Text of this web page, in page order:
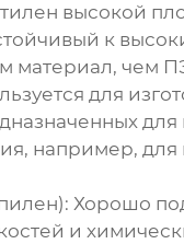
высокой
к
материал, чем
для
для
например, для
Хорошо
и